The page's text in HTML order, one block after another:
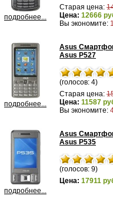
подробнее...
Старая цена:
Цена: 12666
Вы экономите:
подробнее...
Asus
Asus P527
(голосов: 4)
Старая цена:
Цена: 11587
Вы экономите:
подробнее...
Asus
Asus P535
(голосов: 9)
Цена: 17911